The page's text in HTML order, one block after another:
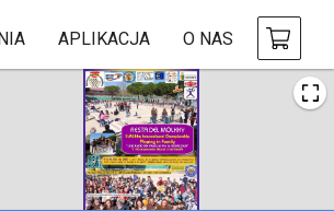
APLIKACJA O NAS
2020
New Year's Throw Mölkky
1 sty 2020|Czechy